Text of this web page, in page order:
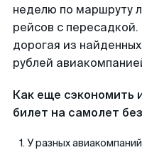
неделю по маршруту
рейсов с
дорогая из
рублей
Как еще сэкономить
билет на самолет
У разных